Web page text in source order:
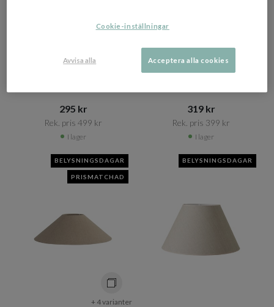
Basic Flat Lampskärm White
295 kr​​
Rek. pris 499 kr​​
I lager
Basic Oval Lampskärm
Natural 26cm
319 kr​​
Rek. pris 399 kr​​
I lager
BELYSNINGSDAGAR
PRISMATCHAD
+ 4 varianter
BELYSNINGSDAGAR
Cookie-inställningar
Avvisa alla Acceptera alla cookies